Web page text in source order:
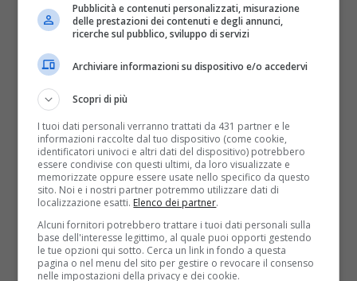
(ricoveri ordinari), 10042 (isolamenti domiciliari)
1 dicembre 2021: 33 ( terapie intensive), 376
(ricoveri ordinari), 10.530 (isolamenti domiciliari)
2 dicembre 2021: 36 ( terapie intensive), 400
(ricoveri ordinari), 11099 (isolamenti domiciliari)
3 dicembre 2021
(ricoveri ordinari), 11793 (isolamenti domiciliari)
4 dicembre 2021: 37 ( terapie intensive), 419
(ricoveri ordinari), 12469 (isolamenti domiciliari)
5 dicembre 2021: 36 ( terapie intensive), 440
(ricoveri ordinari), 12933 (isolamenti domiciliari)
6 dicembre 2021: 40 ( terapie intensive), 460
(ricoveri ordinari), 13197 (isolamenti domiciliari)
7 dicembre 2021: 39 ( terapie intensive), 463
(ricoveri ordinari), 13789 (isolamenti domiciliari)
8 dicembre 2021: 43 ( terapie intensive), 453
Pubblicità e contenuti personalizzati, misurazione
delle prestazioni dei contenuti e degli annunci,
ricerche sul pubblico, sviluppo di servizi
Archiviare informazioni su dispositivo e/o accedervi
Scopri di più
I tuoi dati personali verranno trattati da 431 partner e le
informazioni raccolte dal tuo dispositivo (come cookie,
identificatori univoci e altri dati del dispositivo) potrebbero
essere condivise con questi ultimi, da loro visualizzate e
memorizzate oppure essere usate nello specifico da questo
sito. Noi e i nostri partner potremmo utilizzare dati di
localizzazione esatti. Elenco dei partner.
Alcuni fornitori potrebbero trattare i tuoi dati personali sulla
base dell'interesse legittimo, al quale puoi opporti gestendo
le tue opzioni qui sotto. Cerca un link in fondo a questa
pagina o nel menu del sito per gestire o revocare il consenso
nelle impostazioni della privacy e dei cookie.